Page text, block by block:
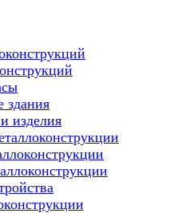
здания
изделия